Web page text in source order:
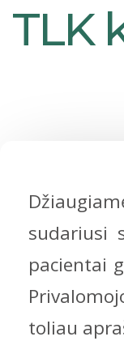
TLK
sudariusi
pacientai
toliau